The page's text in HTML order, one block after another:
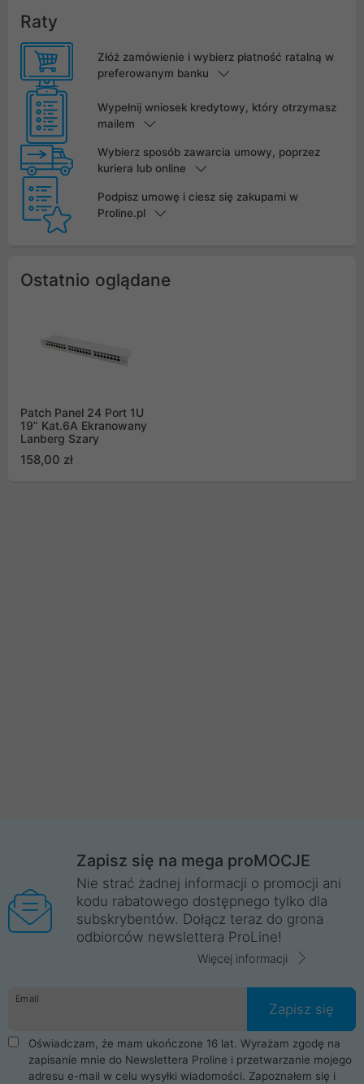
Raty
Złóż zamówienie i wybierz płatność ratalną w
preferowanym banku
Wypełnij wniosek kredytowy, który otrzymasz
mailem
Wybierz sposób zawarcia umowy, poprzez
kuriera lub online
Podpisz umowę i ciesz się zakupami w
Proline.pl
Ostatnio oglądane
Patch Panel 24 Port 1U
19” Kat.6A Ekranowany
Lanberg Szary
158,00 zł
Zapisz się na mega proMOCJE
Nie strać żadnej informacji o promocji ani
kodu rabatowego dostępnego tylko dla
subskrybentów. Dołącz teraz do grona
odbiorców newslettera ProLine!
Więcej informacji
Email
Zapisz się
Oświadczam, że mam ukończone 16 lat. Wyrażam zgodę na
zapisanie mnie do Newslettera Proline i przetwarzanie mojego
adresu e-mail w celu wysyłki wiadomości. Zapoznałem się i